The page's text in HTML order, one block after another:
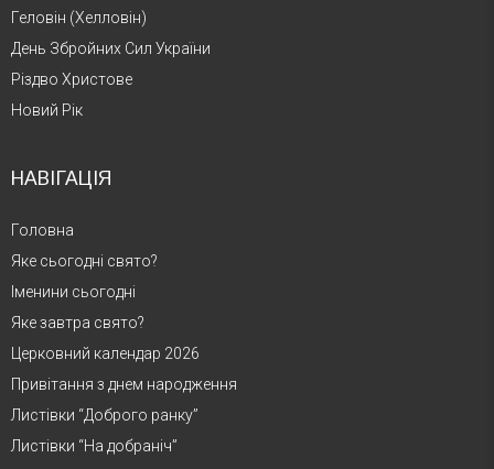
Геловін (Хелловін)
День Збройних Сил України
Різдво Христове
Новий Рік
НАВІГАЦІЯ
Головна
Яке сьогодні свято?
Іменини сьогодні
Яке завтра свято?
Церковний календар 2026
Привітання з днем народження
Листівки “Доброго ранку”
Листівки “На добраніч”